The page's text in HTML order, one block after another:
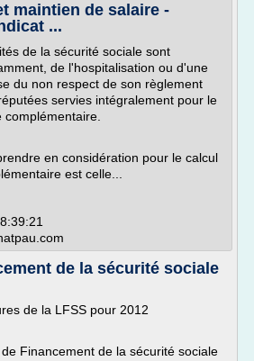
maintien de salaire -
...
de la sécurité sociale sont
de l'hospitalisation ou d'une
du non respect de son règlement
servies intégralement pour le
en considération pour le calcul
est celle...
de la sécurité sociale
de la LFSS pour 2012
Financement de la sécurité sociale